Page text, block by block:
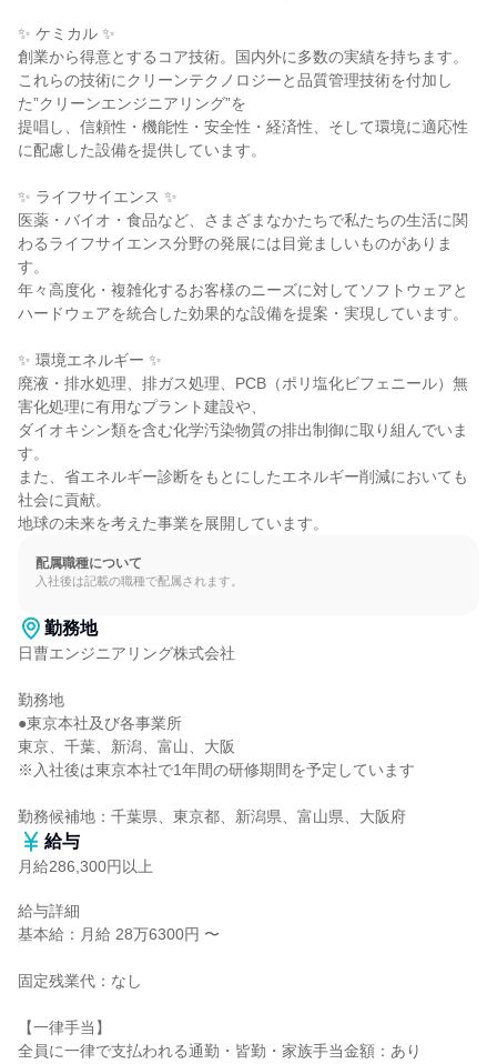
✨ ケミカル ✨
創業から得意とするコア技術。国内外に多数の実績を持ちます。
これらの技術にクリーンテクノロジーと品質管理技術を付加し
た”クリーンエンジニアリング”を
提唱し、信頼性・機能性・安全性・経済性、そして環境に適応性
に配慮した設備を提供しています。
✨ ライフサイエンス ✨
医薬・バイオ・食品など、さまざまなかたちで私たちの生活に関
わるライフサイエンス分野の発展には目覚ましいものがありま
す。
年々高度化・複雑化するお客様のニーズに対してソフトウェアと
ハードウェアを統合した効果的な設備を提案・実現しています。
✨ 環境エネルギー ✨
廃液・排水処理、排ガス処理、PCB（ポリ塩化ビフェニール）無
害化処理に有用なプラント建設や、
ダイオキシン類を含む化学汚染物質の排出制御に取り組んでいま
す。
また、省エネルギー診断をもとにしたエネルギー削減においても
社会に貢献。
地球の未来を考えた事業を展開しています。
配属職種について
入社後は記載の職種で配属されます。
勤務地
日曹エンジニアリング株式会社
勤務地
●東京本社及び各事業所
東京、千葉、新潟、富山、大阪
※入社後は東京本社で1年間の研修期間を予定しています
勤務候補地：千葉県、東京都、新潟県、富山県、大阪府
給与
月給286,300円以上
給与詳細
基本給：月給 28万6300円 〜
固定残業代：なし
【一律手当】
全員に一律で支払われる通勤・皆勤・家族手当金額：あり